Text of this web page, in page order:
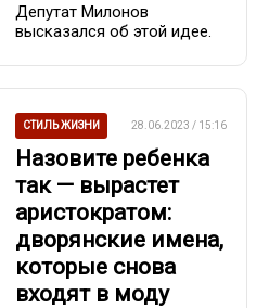
Депутат Милонов
высказался об этой идее.
СТИЛЬ ЖИЗНИ 28.06.2023 / 15:16
Назовите ребенка
так — вырастет
аристократом:
дворянские имена,
которые снова
входят в моду